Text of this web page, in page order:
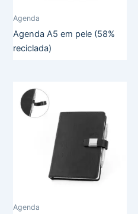
Agenda
Agenda A5 em pele (58%
reciclada)
Agenda